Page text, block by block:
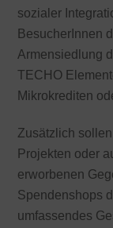
sozialer
BesucherInnen
Armensiedlung
TECHO
Mikrokrediten
Zusätzlich
Projekten oder
erworbenen
Spendenshops
umfassendes